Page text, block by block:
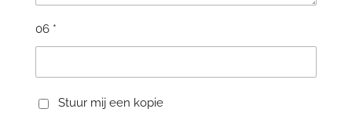
06 *
Stuur mij een kopie